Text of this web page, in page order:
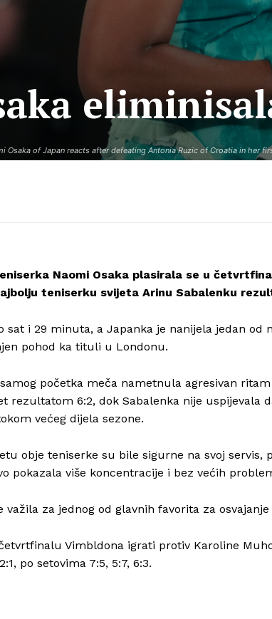
Osaka of Japan reacts after defeating Antonia Ruzic of Croatia in her
Naomi Osaka plasirala se u
teniserku svijeta Arinu Sabalenku
sat i 29 minuta, a Japanka je nanijela jedan od
pohod ka tituli u Londonu.
samog početka meča nametnula agresivan
rezultatom 6:2, dok Sabalenka nije uspijevala
većeg dijela sezone.
obje teniserke su bile sigurne na svoj
pokazala više koncentracije i bez većih
važila za jednog od glavnih favorita za
Vimbldona igrati protiv Karoline
po setovima 7:5, 5:7, 6:3.